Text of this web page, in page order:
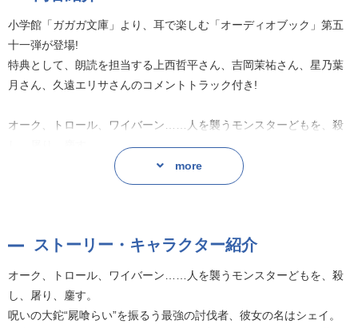
小学館「ガガガ文庫」より、耳で楽しむ「オーディオブック」第五
十一弾が登場!
特典として、朗読を担当する上西哲平さん、吉岡茉祐さん、星乃葉
月さん、久遠エリサさんのコメントトラック付き!
オーク、トロール、ワイバーン……人を襲うモンスターどもを、殺
呪いの大鉈“屍喰らい”を振るう最強の討伐者、彼女の名はシェイ。
悪鬼も哭かせるオーバーキリング・スプラッタ無双、ここに開幕!
more
ストーリー・キャラクター紹介
オーク、トロール、ワイバーン……人を襲うモンスターどもを、殺
し、屠り、鏖す。
呪いの大鉈“屍喰らい”を振るう最強の討伐者、彼女の名はシェイ。